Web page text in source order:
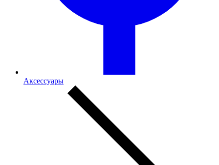
Аксессуары